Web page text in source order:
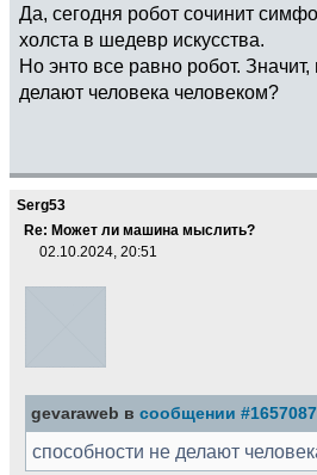
Да, сегодня робот сочинит
холста в шедевр искусства.
Но энто все равно робот.
делают человека человеком?
Serg53
Re: Может ли машина мыслить?
02.10.2024, 20:51
gevaraweb в сообщении #1657087
способности не делают